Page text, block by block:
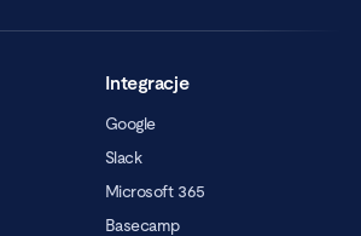
Integracje
Google
Slack
Microsoft 365
Basecamp